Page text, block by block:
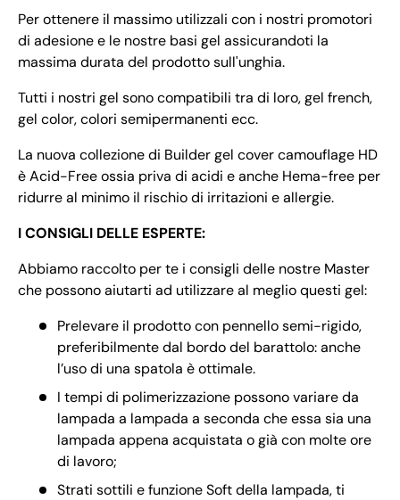
Per ottenere il massimo utilizzali con i nostri promotori
di adesione e le nostre basi gel assicurandoti la
massima durata del prodotto sull'unghia.
Tutti i nostri gel sono compatibili tra di loro, gel french,
gel color, colori semipermanenti ecc.
La nuova collezione di Builder gel cover camouflage HD
è Acid-Free ossia priva di acidi e anche Hema-free per
ridurre al minimo il rischio di irritazioni e allergie.
I CONSIGLI DELLE ESPERTE:
Abbiamo raccolto per te i consigli delle nostre Master
che possono aiutarti ad utilizzare al meglio questi gel:
Prelevare il prodotto con pennello semi-rigido,
preferibilmente dal bordo del barattolo: anche
l’uso di una spatola è ottimale.
I tempi di polimerizzazione possono variare da
lampada a lampada a seconda che essa sia una
lampada appena acquistata o già con molte ore
di lavoro;
Strati sottili e funzione Soft della lampada, ti